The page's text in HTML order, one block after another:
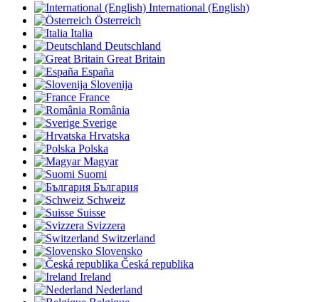
International (English)
Österreich
Italia
Deutschland
Great Britain
España
Slovenija
France
România
Sverige
Hrvatska
Polska
Magyar
Suomi
България
Schweiz
Suisse
Svizzera
Switzerland
Slovensko
Česká republika
Ireland
Nederland